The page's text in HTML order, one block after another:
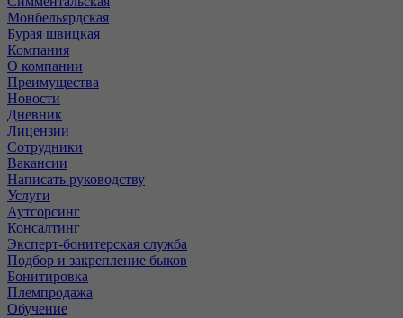
Монбельярдская
Бурая швицкая
Компания
О компании
Преимущества
Новости
Дневник
Лицензии
Сотрудники
Вакансии
Написать руководству
Услуги
Аутсорсинг
Консалтинг
Эксперт-бонитерская служба
Подбор и закрепление быков
Бонитировка
Племпродажа
Обучение